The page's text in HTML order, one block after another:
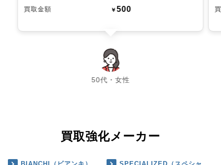
買取金額 ￥500
50代・女性
chevron_left chevron_right
買取強化メーカー